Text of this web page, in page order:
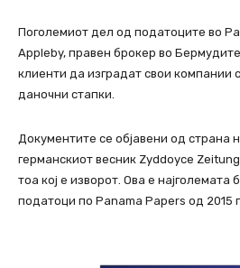
Поголемиот дел од податоците во
Appleby, правен брокер во
клиенти да изградат свои компании
даночни стапки.
Документите се објавени од страна
германскиот весник Zyddoyce
тоа кој е изворот. Ова е најголемата
податоци по Panama Papers од 2015